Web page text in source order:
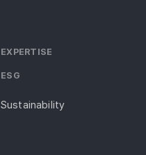
EXPERTISE
ESG
Sustainability